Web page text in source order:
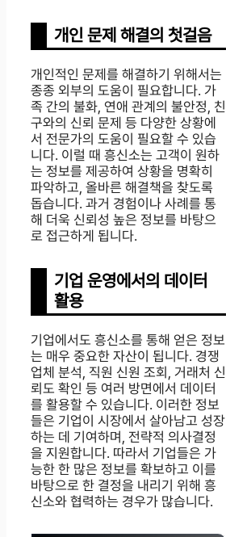
개인 문제 해결의 첫걸음
개인적인 문제를 해결하기 위해서는
종종 외부의 도움이 필요합니다. 가
족 간의 불화, 연애 관계의 불안정, 친
구와의 신뢰 문제 등 다양한 상황에
서 전문가의 도움이 필요할 수 있습
니다. 이럴 때 흥신소는 고객이 원하
는 정보를 제공하여 상황을 명확히
파악하고, 올바른 해결책을 찾도록
돕습니다. 과거 경험이나 사례를 통
해 더욱 신뢰성 높은 정보를 바탕으
로 접근하게 됩니다.
기업 운영에서의 데이터
활용
기업에서도 흥신소를 통해 얻은 정보
는 매우 중요한 자산이 됩니다. 경쟁
업체 분석, 직원 신원 조회, 거래처 신
뢰도 확인 등 여러 방면에서 데이터
를 활용할 수 있습니다. 이러한 정보
들은 기업이 시장에서 살아남고 성장
하는 데 기여하며, 전략적 의사결정
을 지원합니다. 따라서 기업들은 가
능한 한 많은 정보를 확보하고 이를
바탕으로 한 결정을 내리기 위해 흥
신소와 협력하는 경우가 많습니다.